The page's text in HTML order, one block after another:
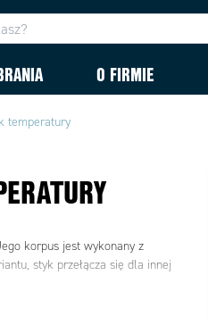
O FIRMIE
temperatury
korpus jest wykonany z
styk przełącza się dla innej